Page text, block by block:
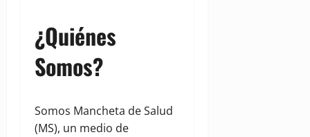
¿Quiénes
Somos?
Somos Mancheta de Salud
(MS), un medio de